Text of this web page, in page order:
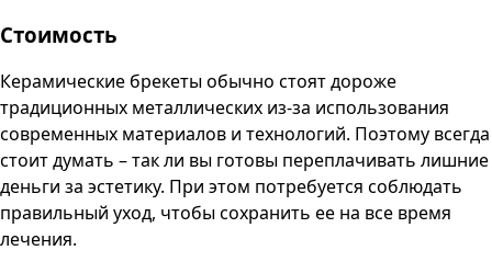
Стоимость
Керамические брекеты обычно стоят дороже
традиционных металлических из-за использования
современных материалов и технологий. Поэтому всегда
стоит думать – так ли вы готовы переплачивать лишние
деньги за эстетику. При этом потребуется соблюдать
правильный уход, чтобы сохранить ее на все время
лечения.